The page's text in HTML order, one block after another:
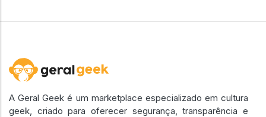
A Geral Geek é um marketplace especializado em cultura
geek, criado para oferecer segurança, transparência e